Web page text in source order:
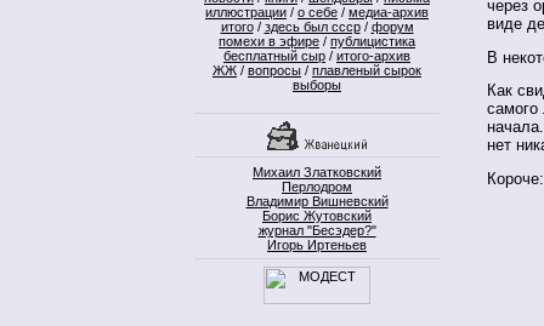
иллюстрации / о себе / медиа-архив
итого/ здесь был ссср/ форум
помехи в эфире / публицистика
бесплатный сыр / итого-архив
ЖЖ / вопросы / плавленый сырок
выборы
Михаил Златковский
Перлодром
Владимир Вишневский
Борис Жутовский
журнал "Бесэдер?"
Игорь Иртеньев
через
виде
В
Как
самого
нет